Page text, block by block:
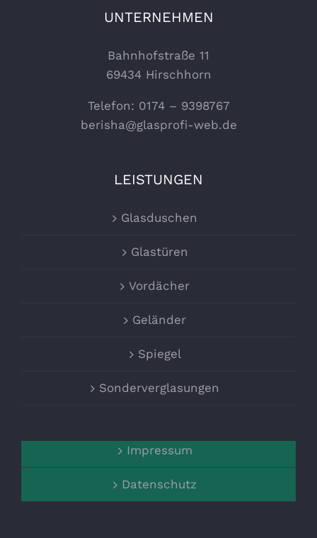
UNTERNEHMEN
Bahnhofstraße 11
69434 Hirschhorn
Telefon: 0174 – 9398767
berisha@glasprofi-web.de
LEISTUNGEN
Glasduschen
Glastüren
Vordächer
Geländer
Spiegel
Sonderverglasungen
Impressum
Datenschutz